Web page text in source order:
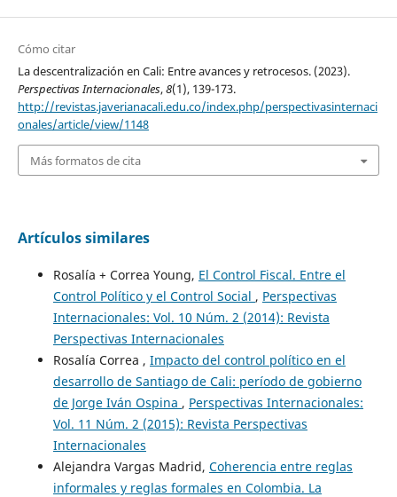
Cómo citar
La descentralización en Cali: Entre avances y retrocesos. (2023).
Perspectivas Internacionales,8(1), 139-173.
http://revistas.javerianacali.edu.co/index.php/perspectivasinternaci
onales/article/view/1148
Más formatos de cita
Artículos similares
Rosalía + Correa Young, El Control Fiscal. Entre el
Control Político y el Control Social , Perspectivas
Internacionales: Vol. 10 Núm. 2 (2014): Revista
Perspectivas Internacionales
Rosalía Correa , Impacto del control político en el
desarrollo de Santiago de Cali: período de gobierno
de Jorge Iván Ospina , Perspectivas Internacionales:
Vol. 11 Núm. 2 (2015): Revista Perspectivas
Internacionales
Alejandra Vargas Madrid, Coherencia entre reglas
informales y reglas formales en Colombia. La